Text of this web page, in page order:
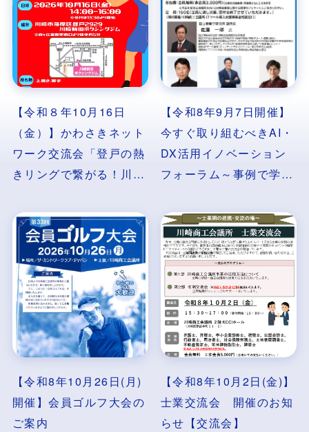
【令和８年10月16日
（金）】かわさきネット
ワーク交流会「登戸の熱
きリングで繋がる！川商
【令和8年9月7日開催】
今すぐ取り組むべきAI・
DX活用イノベーション
フォーラム～事例で学ぶ
【令和8年10月26日(月)
開催】会員ゴルフ大会の
ご案内
【令和8年10月2日(金)】
士業交流会 開催のお知
らせ【交流会】